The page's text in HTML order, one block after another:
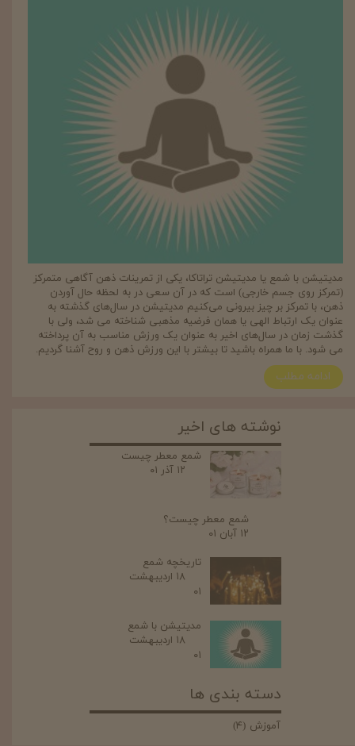
مدیتیشن با شمع یا مدیتیشن تراتاکا، یکی از تمرینات ذهن آگاهی متمرکز
(تمرکز روی جسم خارجی) است که در آن سعی در به لحظه حال آوردن
ذهن، با تمرکز بر چیز بیرونی می‌کنیم مدیتیشن در سال‌های گذشته به
عنوان یک ارتباط الهی یا همان فرضیه مذهبی شناخته می شد، ولی با
گذشت زمان در سال‌های اخیر به عنوان یک ورزش مناسب به آن پرداخته
می شود. با ما همراه باشید تا بیشتر با این ورزش ذهن و روح آشنا گردیم.
ادامه مطلب
نوشته های اخیر
شمع معطر چیست
۱۲ آذر ۰۱
شمع معطر چیست؟
۱۲ آبان ۰۱
تاریخچه شمع
۱۸ اردیبهشت
۰۱
مدیتیشن با شمع
۱۸ اردیبهشت
۰۱
دسته بندی ها
آموزش (۴)